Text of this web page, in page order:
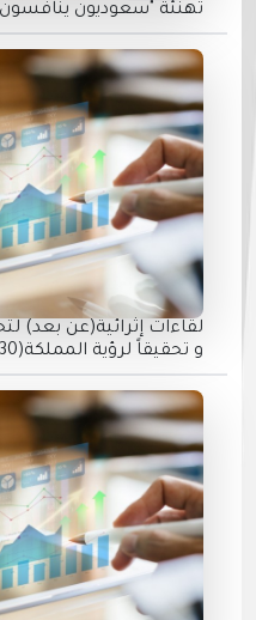
تهنئة "سعوديون ينافسون
لقاءات إثرائية(عن بعد)
و تحقيقاً لرؤية المملكة(2030)